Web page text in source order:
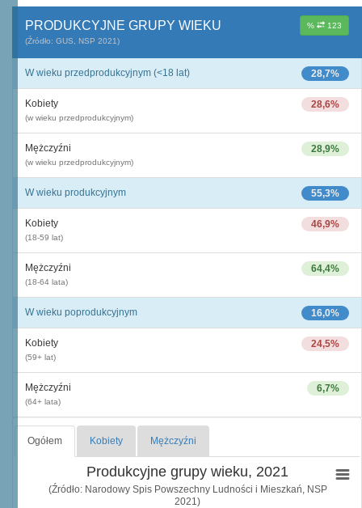
% 123
PRODUKCYJNE GRUPY WIEKU
(Źródło: GUS, NSP 2021)
28,7%
W wieku przedprodukcyjnym (<18 lat)
28,6%
Kobiety
(w wieku przedprodukcyjnym)
28,9%
Mężczyźni
(w wieku przedprodukcyjnym)
55,3%
W wieku produkcyjnym
46,9%
Kobiety
(18-59 lat)
64,4%
Mężczyźni
(18-64 lata)
16,0%
W wieku poprodukcyjnym
24,5%
Kobiety
(59+ lat)
6,7%
Mężczyźni
(64+ lata)
Ogółem Kobiety Mężczyźni
Produkcyjne grupy wieku, 2021
(Źródło: Narodowy Spis Powszechny Ludności i Mieszkań, NSP
2021)